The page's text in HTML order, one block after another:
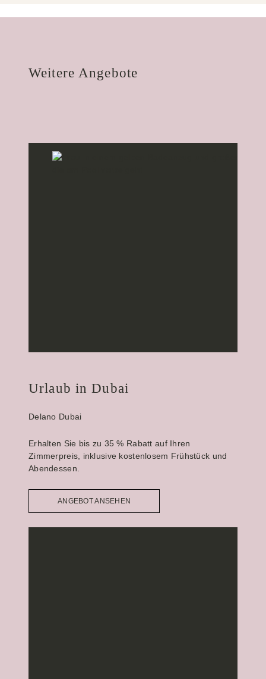
Weitere Angebote
Urlaub in Dubai
Delano Dubai
Erhalten Sie bis zu 35 % Rabatt auf Ihren
Zimmerpreis, inklusive kostenlosem Frühstück und
Abendessen.
ANGEBOT ANSEHEN